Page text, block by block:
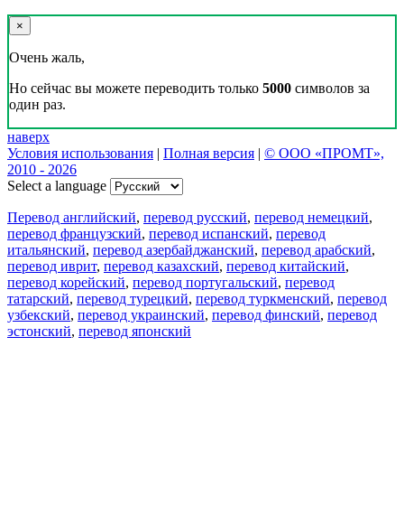
×
Очень жаль,
Но сейчас вы можете переводить только 5000 символов за
один раз.
наверх
Условия использования | Полная версия | © ООО «ПРОМТ»,
2010 - 2026
Select a language
Перевод английский, перевод русский, перевод немецкий,
перевод французский, перевод испанский, перевод
итальянский, перевод азербайджанский, перевод арабский,
перевод иврит, перевод казахский, перевод китайский,
перевод корейский, перевод португальский, перевод
татарский, перевод турецкий, перевод туркменский, перевод
узбекский, перевод украинский, перевод финский, перевод
эстонский, перевод японский